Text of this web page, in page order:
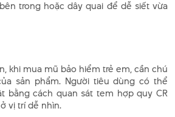
trong hoặc dây quai để dễ siết vừa
khi mua mũ bảo hiểm trẻ em, cần chú
sản phẩm. Người tiêu dùng có thể
bằng cách quan sát tem hợp quy CR
vị trí dễ nhìn.